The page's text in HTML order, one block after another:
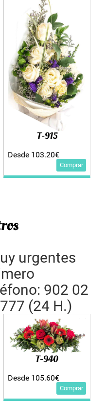
T-915
Desde 103.20€
Comprar
urgentes
902 02
(24 H.)
T-940
Desde 105.60€
Comprar